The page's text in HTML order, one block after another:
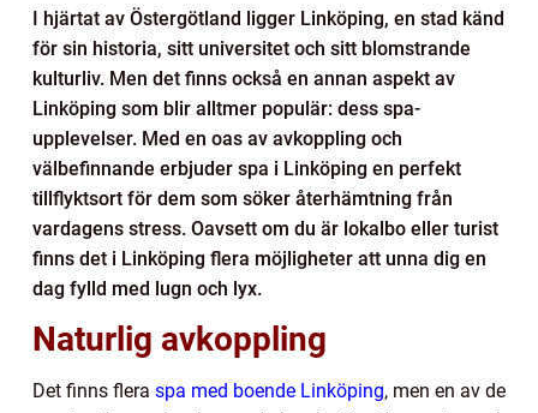
I hjärtat av Östergötland ligger Linköping, en stad känd
för sin historia, sitt universitet och sitt blomstrande
kulturliv. Men det finns också en annan aspekt av
Linköping som blir alltmer populär: dess spa-
upplevelser. Med en oas av avkoppling och
välbefinnande erbjuder spa i Linköping en perfekt
tillflyktsort för dem som söker återhämtning från
vardagens stress. Oavsett om du är lokalbo eller turist
finns det i Linköping flera möjligheter att unna dig en
dag fylld med lugn och lyx.
Naturlig avkoppling
Det finns flera spa med boende Linköping, men en av de